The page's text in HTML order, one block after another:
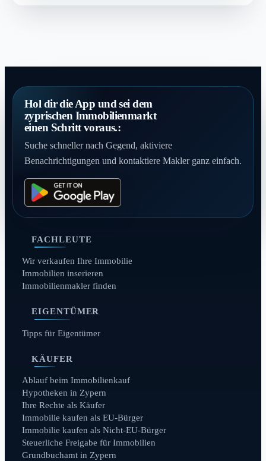
Hol dir die App und sei dem
zyprischen Immobilienmarkt
einen Schritt voraus.:
Suche schneller nach Gegend, aktiviere
Benachrichtigungen und kontaktiere Makler ganz einfach.
FACHLEUTE
Wir verkaufen Ihre Immobilie
Immobilien inserieren
Immobilienmakler finden
EIGENTÜMER
Tipps für Eigentümer
KÄUFER
Ablauf beim Immobilienkauf
Hypotheken in Zypern
Ihre Rechte als Käufer
Immobilie kaufen als EU-Bürger
Immobilie kaufen als Nicht-EU-Bürger
Steuerliche Freigabe für Immobilien
Grundbuchamt in Zypern